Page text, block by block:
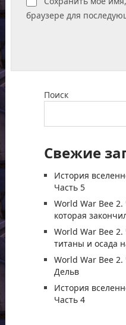
браузере для
Поиск
Свежие
История
Часть 5
World War Bee
которая
World War Bee
титаны и осада
World War Bee 2.
Дельв
История
Часть 4